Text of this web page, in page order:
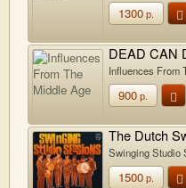
1300р.
DEAD CAN
Influences From
900р.
The Dutch
Swinging Studio
1500р.